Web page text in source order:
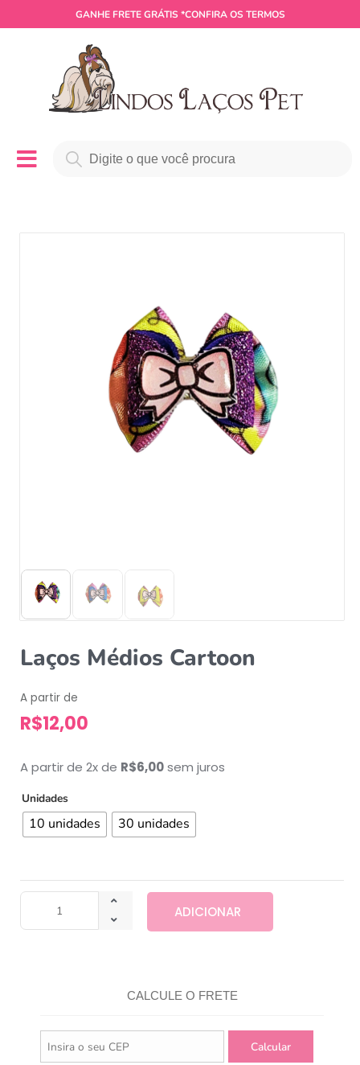
GANHE FRETE GRÁTIS *CONFIRA OS TERMOS
Laços Médios Cartoon
A partir de
R$12,00
A partir de 2x de R$6,00sem juros
Unidades
10 unidades 30 unidades
ADICIONAR
CALCULE O FRETE